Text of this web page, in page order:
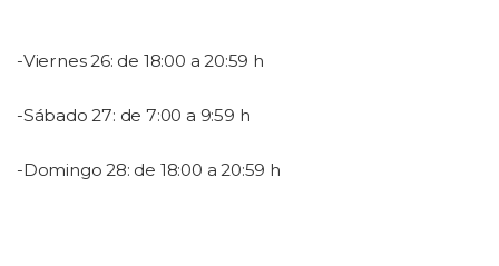
-Viernes 26: de 18:00 a 20:59 h
-Sábado 27: de 7:00 a 9:59 h
-Domingo 28: de 18:00 a 20:59 h